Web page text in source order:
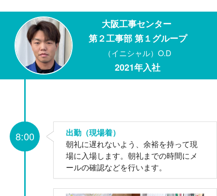
大阪工事センター
第２工事部 第１グループ
（イニシャル）O.D
2021年入社
出勤（現場着）
朝礼に遅れないよう、余裕を持って現
場に入場します。朝礼までの時間にメ
ールの確認などを行います。
8:00